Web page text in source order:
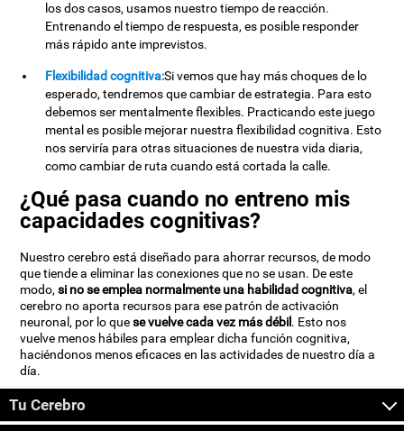
los dos casos, usamos nuestro tiempo de reacción.
Entrenando el tiempo de respuesta, es posible responder
más rápido ante imprevistos.
Flexibilidad cognitiva:Si vemos que hay más choques de lo
esperado, tendremos que cambiar de estrategia. Para esto
debemos ser mentalmente flexibles. Practicando este juego
mental es posible mejorar nuestra flexibilidad cognitiva. Esto
nos serviría para otras situaciones de nuestra vida diaria,
como cambiar de ruta cuando está cortada la calle.
¿Qué pasa cuando no entreno mis
capacidades cognitivas?
Nuestro cerebro está diseñado para ahorrar recursos, de modo
que tiende a eliminar las conexiones que no se usan. De este
modo,si no se emplea normalmente una habilidad cognitiva, el
cerebro no aporta recursos para ese patrón de activación
neuronal, por lo quese vuelve cada vez más débil . Esto nos
vuelve menos hábiles para emplear dicha función cognitiva,
haciéndonos menos eficaces en las actividades de nuestro día a
día.
Tu Cerebro